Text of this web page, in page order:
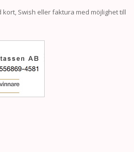
Swish eller faktura med möjlighet till